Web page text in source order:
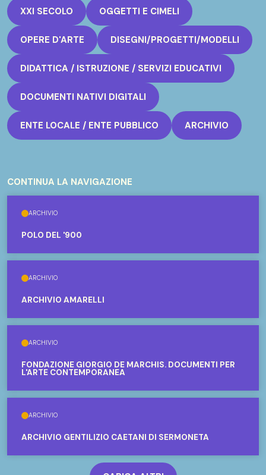
XXI SECOLO OGGETTI E CIMELI
OPERE D'ARTE DISEGNI/PROGETTI/MODELLI
DIDATTICA / ISTRUZIONE / SERVIZI EDUCATIVI
DOCUMENTI NATIVI DIGITALI
ENTE LOCALE / ENTE PUBBLICO ARCHIVIO
CONTINUA LA NAVIGAZIONE
ARCHIVIO
POLO DEL '900
ARCHIVIO
ARCHIVIO AMARELLI
ARCHIVIO
FONDAZIONE GIORGIO DE MARCHIS. DOCUMENTI PER
L'ARTE CONTEMPORANEA
ARCHIVIO
ARCHIVIO GENTILIZIO CAETANI DI SERMONETA